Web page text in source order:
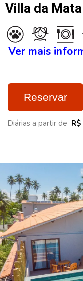
Villa da
Ver mais
Reservar
Diárias a partir de